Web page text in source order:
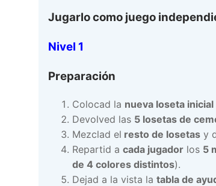
Jugarlo como juego
Nivel 1
Preparación
Colocad la nueva loseta inicial
Devolved las 5 losetas de
Mezclad el resto de losetas y
Repartid a cada jugador los 5
de 4 colores distintos).
Dejad a la vista la tabla de